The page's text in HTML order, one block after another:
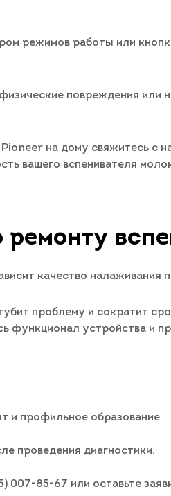
режимов работы или
повреждения
на дому свяжитесь
вашего вспенивателя
ремонту
качество налаживания
проблему и сократит
функционал устройства и
и профильное образование.
проведения диагностики.
007-85-67 или оставьте